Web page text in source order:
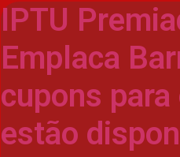
IPTU
Emplaca
cupons
estão